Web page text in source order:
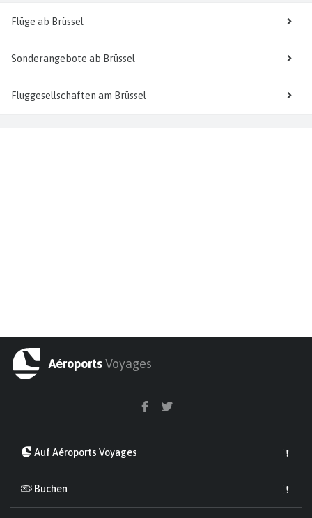
Flüge ab Brüssel
Sonderangebote ab Brüssel
Fluggesellschaften am Brüssel
AéroportsVoyages
Auf Aéroports Voyages
Buchen